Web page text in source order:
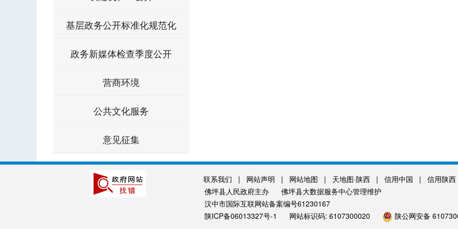
基层政务公开标准化规范化
政务新媒体检查季度公开
营商环境
公共文化服务
意见征集
联系我们 | 网站声明 | 网站地图 | 天地图·陕西 | 信用中国 |
信用陕西
佛坪县人民政府主办
佛坪县大数据服务中心管理维护
汉中市国际互联网站备案编号61230167
陕ICP备06013327号-1
网站标识码: 6107300020 陕公网安备